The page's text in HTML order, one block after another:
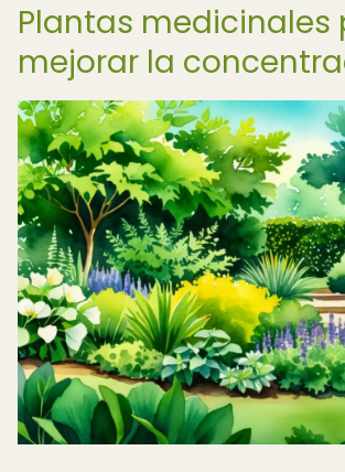
Plantas medicinales
mejorar la